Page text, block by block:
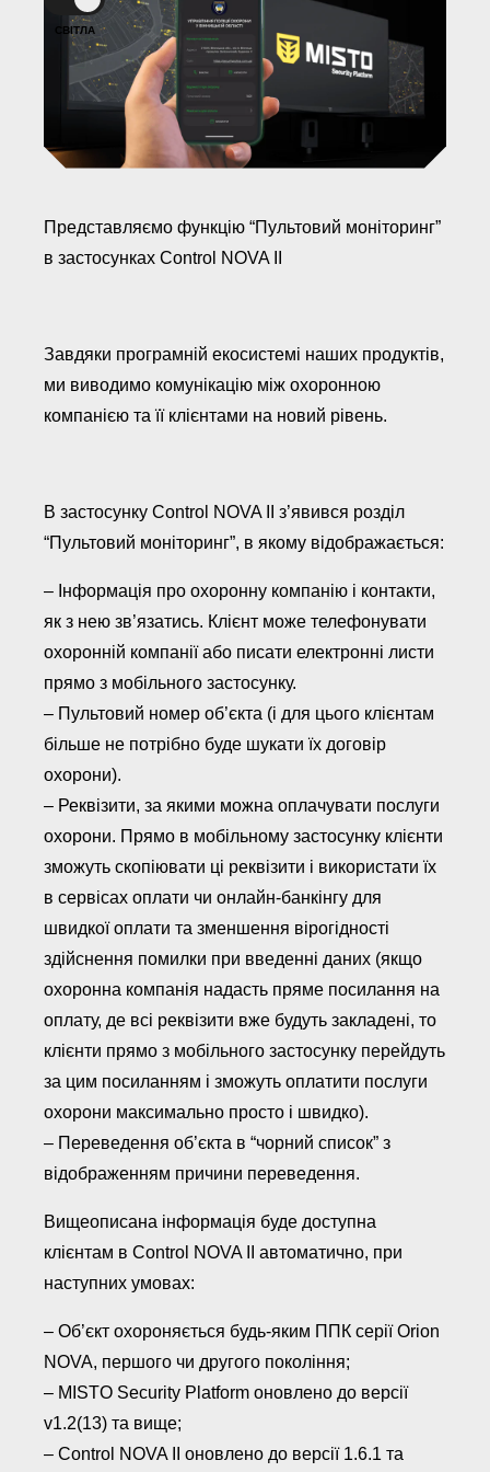
Вінниця,
провулок
Хмельницького
шосе
буд.
СВІТЛА
Представляємо функцію “Пультовий моніторинг”
в застосунках Control NOVA II
Завдяки програмній екосистемі наших продуктів,
ми виводимо комунікацію між охоронною
компанією та її клієнтами на новий рівень.
В застосунку Control NOVA II з’явився розділ
“Пультовий моніторинг”, в якому відображається:
– Інформація про охоронну компанію і контакти,
як з нею зв’язатись. Клієнт може телефонувати
охоронній компанії або писати електронні листи
прямо з мобільного застосунку.
– Пультовий номер об’єкта (і для цього клієнтам
більше не потрібно буде шукати їх договір
охорони).
– Реквізити, за якими можна оплачувати послуги
охорони. Прямо в мобільному застосунку клієнти
зможуть скопіювати ці реквізити і використати їх
в сервісах оплати чи онлайн-банкінгу для
швидкої оплати та зменшення вірогідності
здійснення помилки при введенні даних (якщо
охоронна компанія надасть пряме посилання на
оплату, де всі реквізити вже будуть закладені, то
клієнти прямо з мобільного застосунку перейдуть
за цим посиланням і зможуть оплатити послуги
охорони максимально просто і швидко).
– Переведення об’єкта в “чорний список” з
відображенням причини переведення.
Вищеописана інформація буде доступна
клієнтам в Control NOVA II автоматично, при
наступних умовах:
– Об’єкт охороняється будь-яким ППК серії Orion
NOVA, першого чи другого покоління;
– MISTO Security Platform оновлено до версії
v1.2(13) та вище;
– Control NOVA II оновлено до версії 1.6.1 та